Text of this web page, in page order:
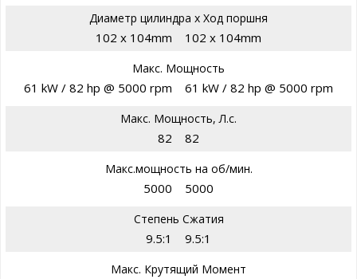
Диаметр цилиндра х Ход поршня
102 x 104mm 102 x 104mm
Макс. Мощность
61 kW / 82 hp @ 5000 rpm 61 kW / 82 hp @ 5000 rpm
Макс. Мощность, Л.с.
82 82
Макс.мощность на об/мин.
5000 5000
Степень Сжатия
9.5:1 9.5:1
Макс. Крутящий Момент